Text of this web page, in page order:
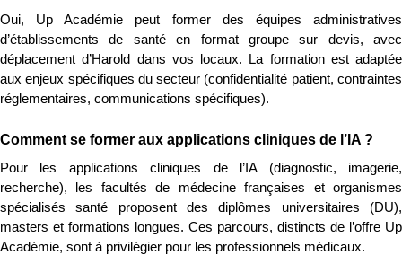
Oui, Up Académie peut former des équipes administratives
d’établissements de santé en format groupe sur devis, avec
déplacement d’Harold dans vos locaux. La formation est adaptée
aux enjeux spécifiques du secteur (confidentialité patient, contraintes
réglementaires, communications spécifiques).
Comment se former aux applications cliniques de l’IA ?
Pour les applications cliniques de l’IA (diagnostic, imagerie,
recherche), les facultés de médecine françaises et organismes
spécialisés santé proposent des diplômes universitaires (DU),
masters et formations longues. Ces parcours, distincts de l’offre Up
Académie, sont à privilégier pour les professionnels médicaux.